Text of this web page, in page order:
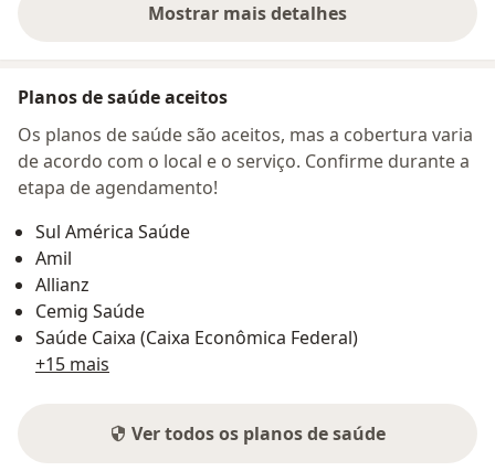
Mostrar mais detalhes
sobre o endereço
Planos de saúde aceitos
Os planos de saúde são aceitos, mas a cobertura varia
de acordo com o local e o serviço. Confirme durante a
etapa de agendamento!
Sul América Saúde
Amil
Allianz
Cemig Saúde
Saúde Caixa (Caixa Econômica Federal)
+15 mais
Ver todos os planos de saúde